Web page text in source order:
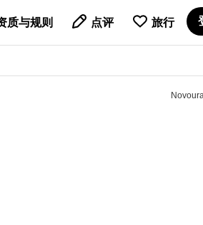
质与规则 点评 旅行